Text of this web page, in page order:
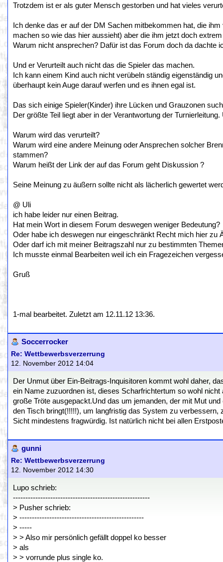
Trotzdem ist er als guter Mensch gestorben und hat vieles
Ich denke das er auf der DM Sachen mitbekommen hat, die
machen so wie das hier aussieht) aber die ihm jetzt doch
Warum nicht ansprechen? Dafür ist das Forum doch da dachte
Und er Verurteilt auch nicht das die Spieler das machen.
Ich kann einem Kind auch nicht verübeln ständig eigenständig
überhaupt kein Auge darauf werfen und es ihnen egal ist.
Das sich einige Spieler(Kinder) ihre Lücken und Grauzonen
Der größte Teil liegt aber in der Verantwortung der
Warum wird das verurteilt?
Warum wird eine andere Meinung oder Ansprechen solcher
stammen?
Warum heißt der Link der auf das Forum geht Diskussion ?
Seine Meinung zu äußern sollte nicht als lächerlich gewertet
@ Uli
ich habe leider nur einen Beitrag.
Hat mein Wort in diesem Forum deswegen weniger Bedeutung?
Oder habe ich deswegen nur eingeschränkt Recht mich hier zu
Oder darf ich mit meiner Beitragszahl nur zu bestimmten
Ich musste einmal Bearbeiten weil ich ein Fragezeichen
Gruß
1-mal bearbeitet. Zuletzt am 12.11.12 13:36.
Soccerrocker
Re: Wettbewerbsverzerrung
12. November 2012 14:04
Der Unmut über Ein-Beitrags-Inquisitoren kommt wohl daher,
ein Name zuzuordnen ist, dieses Scharfrichtertum so wohl
große Tröte ausgepackt.Und das um jemanden, der mit Mut
den Tisch bringt(!!!!!), um langfristig das System zu
Sicht mindestens fragwürdig. Ist natürlich nicht bei allen
gunni
Re: Wettbewerbsverzerrung
12. November 2012 14:30
Lupo schrieb:
-------------------------------------------------------
> Pusher schrieb:
> --------------------------------------------------
> -----
> > Also mir persönlich gefällt doppel ko besser
> als
> > vorrunde plus single ko.